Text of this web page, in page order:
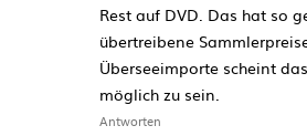
Rest auf DVD. Das hat so
übertreibene
Überseeimporte scheint
möglich zu sein.
Antworten